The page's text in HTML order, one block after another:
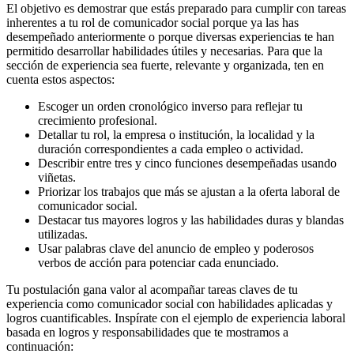
El objetivo es demostrar que estás preparado para cumplir con tareas
inherentes a tu rol de comunicador social porque ya las has
desempeñado anteriormente o porque diversas experiencias te han
permitido desarrollar habilidades útiles y necesarias. Para que la
sección de experiencia sea fuerte, relevante y organizada, ten en
cuenta estos aspectos:
Escoger un orden cronológico inverso para reflejar tu
crecimiento profesional.
Detallar tu rol, la empresa o institución, la localidad y la
duración correspondientes a cada empleo o actividad.
Describir entre tres y cinco funciones desempeñadas usando
viñetas.
Priorizar los trabajos que más se ajustan a la oferta laboral de
comunicador social.
Destacar tus mayores logros y las habilidades duras y blandas
utilizadas.
Usar palabras clave del anuncio de empleo y poderosos
verbos de acción para potenciar cada enunciado.
Tu postulación gana valor al acompañar tareas claves de tu
experiencia como comunicador social con habilidades aplicadas y
logros cuantificables. Inspírate con el ejemplo de experiencia laboral
basada en logros y responsabilidades que te mostramos a
continuación: